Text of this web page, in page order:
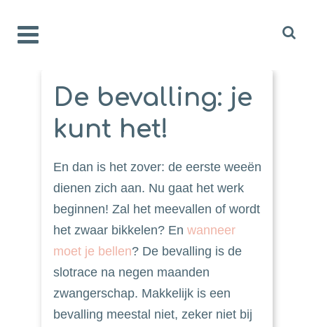
De bevalling: je
kunt het!
En dan is het zover: de eerste weeën
dienen zich aan. Nu gaat het werk
beginnen! Zal het meevallen of wordt
het zwaar bikkelen? En wanneer
moet je bellen? De bevalling is de
slotrace na negen maanden
zwangerschap. Makkelijk is een
bevalling meestal niet, zeker niet bij